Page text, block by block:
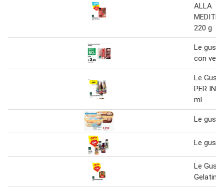
ALLA
220 g
Le
con
Le
PER
ml
Le
Le
Le
Gelatina